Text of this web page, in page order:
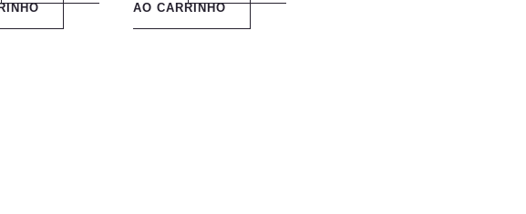
AO CARRINHO